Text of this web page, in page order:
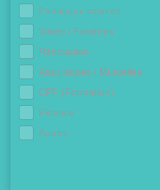
Panneaux solaires
Volets / Fenêtres
Rénovation
Assurances / Mutuelles
CPF (Formation)
Finance
Autres